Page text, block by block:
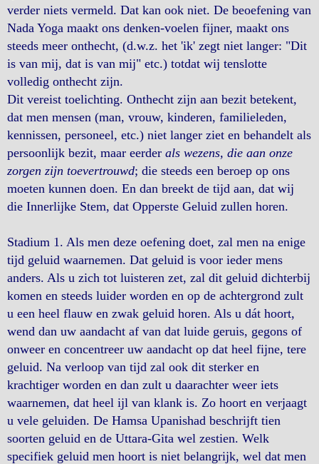
verder niets vermeld. Dat kan ook niet. De beoefening van
Nada Yoga maakt ons denken-voelen fijner, maakt ons
steeds meer onthecht, (d.w.z. het 'ik' zegt niet langer: "Dit
is van mij, dat is van mij" etc.) totdat wij tenslotte
volledig onthecht zijn.
Dit vereist toelichting. Onthecht zijn aan bezit betekent,
dat men mensen (man, vrouw, kinderen, familieleden,
kennissen, personeel, etc.) niet langer ziet en behandelt als
persoonlijk bezit, maar eerder als wezens, die aan onze
zorgen zijn toevertrouwd; die steeds een beroep op ons
moeten kunnen doen. En dan breekt de tijd aan, dat wij
die Innerlijke Stem, dat Opperste Geluid zullen horen.
Stadium 1. Als men deze oefening doet, zal men na enige
tijd geluid waarnemen. Dat geluid is voor ieder mens
anders. Als u zich tot luisteren zet, zal dit geluid dichterbij
komen en steeds luider worden en op de achtergrond zult
u een heel flauw en zwak geluid horen. Als u dát hoort,
wend dan uw aandacht af van dat luide geruis, gegons of
onweer en concentreer uw aandacht op dat heel fijne, tere
geluid. Na verloop van tijd zal ook dit sterker en
krachtiger worden en dan zult u daarachter weer iets
waarnemen, dat heel ijl van klank is. Zo hoort en verjaagt
u vele geluiden. De Hamsa Upanishad beschrijft tien
soorten geluid en de Uttara-Gita wel zestien. Welk
specifiek geluid men hoort is niet belangrijk, wel dat men